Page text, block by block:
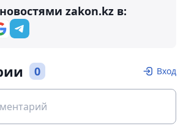
zakon.kz в:
0 Вход